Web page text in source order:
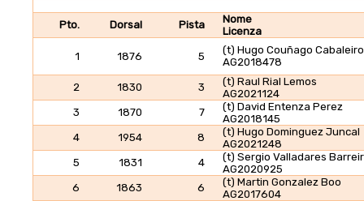
Pto. Dorsal Pista
Nome
Licenza
1 1876 5
(t) Hugo Couñago Cabaleiro
AG2018478
2 1830 3
(t) Raul Rial Lemos
AG2021124
3
1870 7
(t) David Entenza Perez
AG2018145
4
1954 8
(t) Hugo Dominguez Juncal
AG2021248
5
1831 4
(t) Sergio Valladares
AG2020925
6
1863 6
(t) Martin Gonzalez Boo
AG2017604